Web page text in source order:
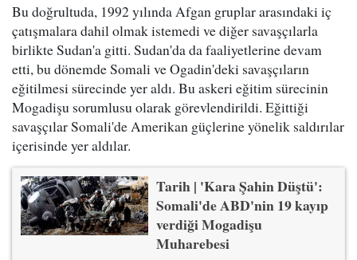
Bu doğrultuda, 1992 yılında Afgan gruplar arasındaki iç
çatışmalara dahil olmak istemedi ve diğer savaşçılarla
birlikte Sudan'a gitti. Sudan'da da faaliyetlerine devam
etti, bu dönemde Somali ve Ogadin'deki savaşçıların
eğitilmesi sürecinde yer aldı. Bu askeri eğitim sürecinin
Mogadişu sorumlusu olarak görevlendirildi. Eğittiği
savaşçılar Somali'de Amerikan güçlerine yönelik saldırılar
içerisinde yer aldılar.
Tarih | 'Kara Şahin Düştü':
Somali'de ABD'nin 19 kayıp
verdiği Mogadişu
Muharebesi